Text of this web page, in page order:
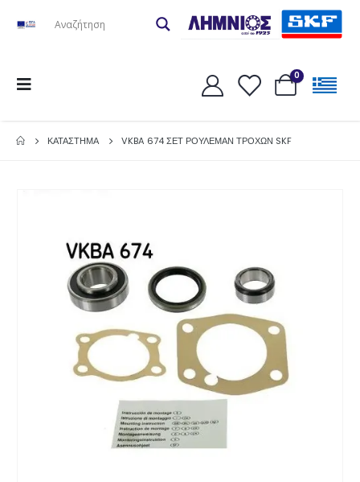
0
ΚΑΤΆΣΤΗΜΑ VKBA 674 ΣΕΤ ΡΟΥΛΕΜΆΝ ΤΡΟΧΏΝ SKF